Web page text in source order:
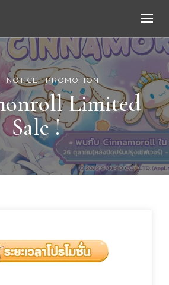
Online
NOTICE PROMOTION
Limited
Sale !